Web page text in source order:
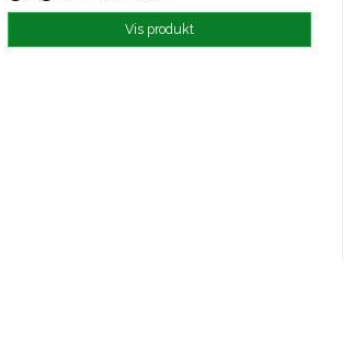
Vis produkt